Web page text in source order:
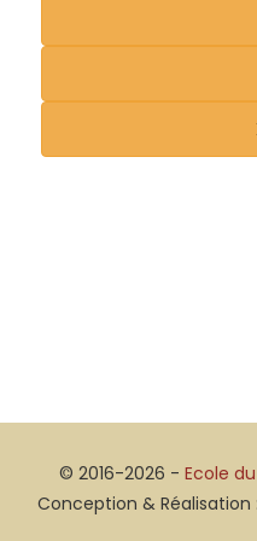
© 2016-2026 - Ecole
Conception & Réalisation :